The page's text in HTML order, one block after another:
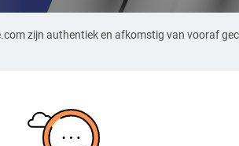
zijn authentiek en afkomstig van vooraf